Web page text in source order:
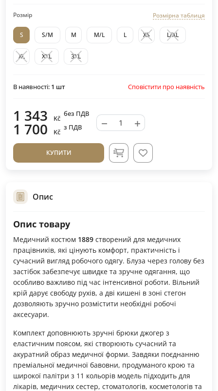
Розмір Розмірна таблиця
S S/M M M/L L XS L/XL
XL XXL 3XL
В наявності: 1 шт Сповістити про наявність
1 343 Kč
без ПДВ
1 700 Kč
з ПДВ − +
КУПИТИ
Опис
Опис товару
Медичний костюм 1889 створений для медичних
працівників, які цінують комфорт, практичність і
сучасний вигляд робочого одягу. Блуза через голову без
застібок забезпечує швидке та зручне одягання, що
особливо важливо під час інтенсивної роботи. Вільний
крій дарує свободу рухів, а дві кишені в зоні стегон
дозволяють зручно розмістити необхідні робочі
аксесуари.
Комплект доповнюють зручні брюки джогер з
еластичним поясом, які створюють сучасний та
акуратний образ медичної форми. Завдяки поєднанню
преміальної медичної бавовни, продуманого крою та
широкої палітри з 11 кольорів модель підходить для
лікарів, медичних сестер, стоматологів, косметологів та